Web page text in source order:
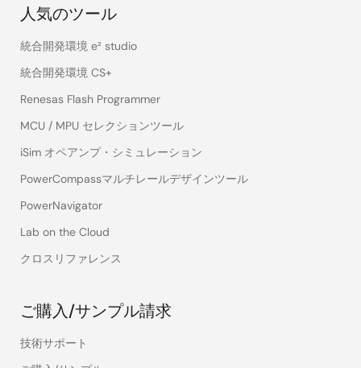
人気のツール
統合開発環境 e² studio
統合開発環境 CS+
Renesas Flash Programmer
MCU / MPU セレクションツール
iSim オペアンプ・シミュレーション
PowerCompassマルチレールデザインツール
PowerNavigator
Lab on the Cloud
クロスリファレンス
ご購入/サンプル請求
技術サポート